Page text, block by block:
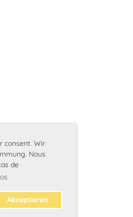
consent. Wir
Nous
de
Akzeptieren